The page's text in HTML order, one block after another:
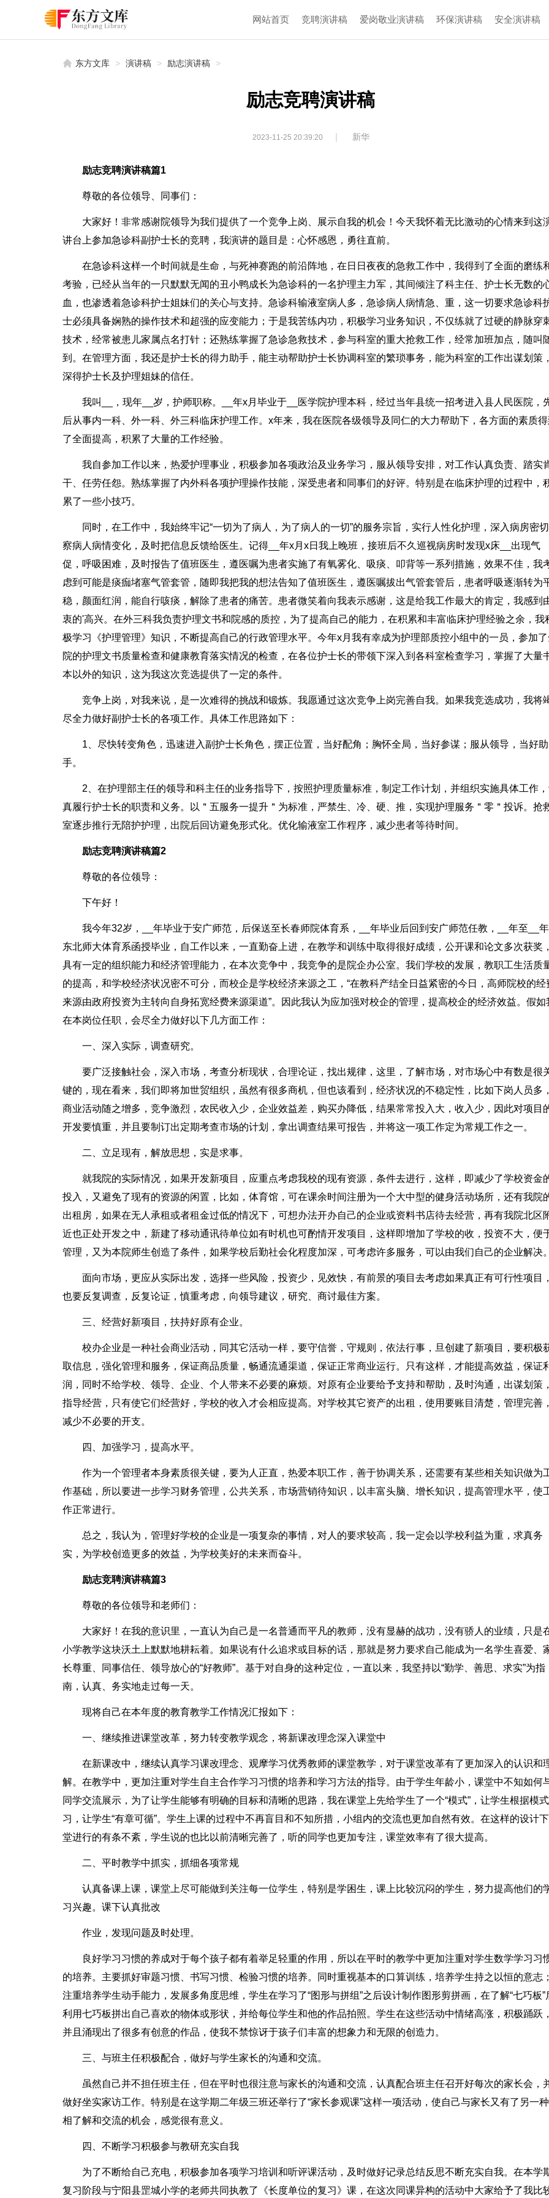
网站首页 竞聘演讲稿 爱岗敬业演讲稿 环保演讲稿 安全演讲稿
东方文库 > 演讲稿 > 励志演讲稿 >
励志竞聘演讲稿
2023-11-25 20:39:20 | 新华
励志竞聘演讲稿篇1
尊敬的各位领导、同事们：
大家好！非常感谢院领导为我们提供了一个竞争上岗、展示自我的机会！今天我怀着无比激动的心情来到这
讲台上参加急诊科副护士长的竞聘，我演讲的题目是：心怀感恩，勇往直前。
在急诊科这样一个时间就是生命，与死神赛跑的前沿阵地，在日日夜夜的急救工作中，我得到了全面的磨练
考验，已经从当年的一只默默无闻的丑小鸭成长为急诊科的一名护理主力军，其间倾注了科主任、护士长无数的
血，也渗透着急诊科护士姐妹们的关心与支持。急诊科输液室病人多，急诊病人病情急、重，这一切要求急诊科
士必须具备娴熟的操作技术和超强的应变能力；于是我苦练内功，积极学习业务知识，不仅练就了过硬的静脉穿
技术，经常被患儿家属点名打针；还熟练掌握了急诊急救技术，参与科室的重大抢救工作，经常加班加点，随叫
到。在管理方面，我还是护士长的得力助手，能主动帮助护士长协调科室的繁琐事务，能为科室的工作出谋划策，
深得护士长及护理姐妹的信任。
我叫__，现年__岁，护师职称。__年x月毕业于__医学院护理本科，经过当年县统一招考进入县人民医院，
后从事内一科、外一科、外三科临床护理工作。x年来，我在医院各级领导及同仁的大力帮助下，各方面的素质得
了全面提高，积累了大量的工作经验。
我自参加工作以来，热爱护理事业，积极参加各项政治及业务学习，服从领导安排，对工作认真负责、踏实
干、任劳任怨。熟练掌握了内外科各项护理操作技能，深受患者和同事们的好评。特别是在临床护理的过程中，
累了一些小技巧。
同时，在工作中，我始终牢记“一切为了病人，为了病人的一切”的服务宗旨，实行人性化护理，深入病房密
察病人病情变化，及时把信息反馈给医生。记得__年x月x日我上晚班，接班后不久巡视病房时发现x床__出现气
促，呼吸困难，及时报告了值班医生，遵医嘱为患者实施了有氧雾化、吸痰、叩背等一系列措施，效果不佳，我
虑到可能是痰痂堵塞气管套管，随即我把我的想法告知了值班医生，遵医嘱拔出气管套管后，患者呼吸逐渐转为
稳，颜面红润，能自行咳痰，解除了患者的痛苦。患者微笑着向我表示感谢，这是给我工作最大的肯定，我感到
衷的'高兴。在外三科我负责护理文书和院感的质控，为了提高自己的能力，在积累和丰富临床护理经验之余，我
极学习《护理管理》知识，不断提高自己的行政管理水平。今年x月我有幸成为护理部质控小组中的一员，参加了
院的护理文书质量检查和健康教育落实情况的检查，在各位护士长的带领下深入到各科室检查学习，掌握了大量
本以外的知识，这为我这次竞选提供了一定的条件。
竞争上岗，对我来说，是一次难得的挑战和锻炼。我愿通过这次竞争上岗完善自我。如果我竞选成功，我将
尽全力做好副护士长的各项工作。具体工作思路如下：
1、尽快转变角色，迅速进入副护士长角色，摆正位置，当好配角；胸怀全局，当好参谋；服从领导，当好助
手。
2、在护理部主任的领导和科主任的业务指导下，按照护理质量标准，制定工作计划，并组织实施具体工作，
真履行护士长的职责和义务。以＂五服务一提升＂为标准，严禁生、冷、硬、推，实现护理服务＂零＂投诉。抢
室逐步推行无陪护护理，出院后回访避免形式化。优化输液室工作程序，减少患者等待时间。
励志竞聘演讲稿篇2
尊敬的各位领导：
下午好！
我今年32岁，__年毕业于安广师范，后保送至长春师院体育系，__年毕业后回到安广师范任教，__年至__
东北师大体育系函授毕业，自工作以来，一直勤奋上进，在教学和训练中取得很好成绩，公开课和论文多次获奖，
具有一定的组织能力和经济管理能力，在本次竞争中，我竞争的是院企办公室。我们学校的发展，教职工生活质
的提高，和学校经济状况密不可分，而校企是学校经济来源之工，“在教科产结全日益紧密的今日，高师院校的经
来源由政府投资为主转向自身拓宽经费来源渠道”。因此我认为应加强对校企的管理，提高校企的经济效益。假如
在本岗位任职，会尽全力做好以下几方面工作：
一、深入实际，调查研究。
要广泛接触社会，深入市场，考查分析现状，合理论证，找出规律，这里，了解市场，对市场心中有数是很
键的，现在看来，我们即将加世贸组织，虽然有很多商机，但也该看到，经济状况的不稳定性，比如下岗人员多，
商业活动随之增多，竞争激烈，农民收入少，企业效益差，购买办降低，结果常常投入大，收入少，因此对项目
开发要慎重，并且要制订出定期考查市场的计划，拿出调查结果可报告，并将这一项工作定为常规工作之一。
二、立足现有，解放思想，实是求事。
就我院的实际情况，如果开发新项目，应重点考虑我校的现有资源，条件去进行，这样，即减少了学校资金
投入，又避免了现有的资源的闲置，比如，体育馆，可在课余时间注册为一个大中型的健身活动场所，还有我院
出租房，如果在无人承租或者租金过低的情况下，可想办法开办自己的企业或资料书店待去经营，再有我院北区
近也正处开发之中，新建了移动通讯待单位如有时机也可酌情开发项目，这样即增加了学校的收，投资不大，便
管理，又为本院师生创造了条件，如果学校后勤社会化程度加深，可考虑许多服务，可以由我们自己的企业解决。
面向市场，更应从实际出发，选择一些风险，投资少，见效快，有前景的项目去考虑如果真正有可行性项目，
也要反复调查，反复论证，慎重考虑，向领导建议，研究、商讨最佳方案。
三、经营好新项目，扶持好原有企业。
校办企业是一种社会商业活动，同其它活动一样，要守信誉，守规则，依法行事，旦创建了新项目，要积极
取信息，强化管理和服务，保证商品质量，畅通流通渠道，保证正常商业运行。只有这样，才能提高效益，保证
润，同时不给学校、领导、企业、个人带来不必要的麻烦。对原有企业要给予支持和帮助，及时沟通，出谋划策，
指导经营，只有使它们经营好，学校的收入才会相应提高。对学校其它资产的出租，使用要账目清楚，管理完善，
减少不必要的开支。
四、加强学习，提高水平。
作为一个管理者本身素质很关键，要为人正直，热爱本职工作，善于协调关系，还需要有某些相关知识做为
作基础，所以要进一步学习财务管理，公共关系，市场营销待知识，以丰富头脑、增长知识，提高管理水平，使
作正常进行。
总之，我认为，管理好学校的企业是一项复杂的事情，对人的要求较高，我一定会以学校利益为重，求真务
实，为学校创造更多的效益，为学校美好的未来而奋斗。
励志竞聘演讲稿篇3
尊敬的各位领导和老师们：
大家好！在我的意识里，一直认为自己是一名普通而平凡的教师，没有显赫的战功，没有骄人的业绩，只是
小学教学这块沃土上默默地耕耘着。如果说有什么追求或目标的话，那就是努力要求自己能成为一名学生喜爱、
长尊重、同事信任、领导放心的“好教师”。基于对自身的这种定位，一直以来，我坚持以“勤学、善思、求实”为指
南，认真、务实地走过每一天。
现将自己在本年度的教育教学工作情况汇报如下：
一、继续推进课堂改革，努力转变教学观念，将新课改理念深入课堂中
在新课改中，继续认真学习课改理念、观摩学习优秀教师的课堂教学，对于课堂改革有了更加深入的认识和
解。在教学中，更加注重对学生自主合作学习习惯的培养和学习方法的指导。由于学生年龄小，课堂中不知如何
同学交流展示，为了让学生能够有明确的目标和清晰的思路，我在课堂上先给学生了一个“模式”，让学生根据模
习，让学生“有章可循”。学生上课的过程中不再盲目和不知所措，小组内的交流也更加自然有效。在这样的设计
堂进行的有条不紊，学生说的也比以前清晰完善了，听的同学也更加专注，课堂效率有了很大提高。
二、平时教学中抓实，抓细各项常规
认真备课上课，课堂上尽可能做到关注每一位学生，特别是学困生，课上比较沉闷的学生，努力提高他们的
习兴趣。课下认真批改
作业，发现问题及时处理。
良好学习习惯的养成对于每个孩子都有着举足轻重的作用，所以在平时的教学中更加注重对学生数学学习习
的培养。主要抓好审题习惯、书写习惯、检验习惯的培养。同时重视基本的口算训练，培养学生持之以恒的意志；
注重培养学生动手能力，发展多角度思维，学生在学习了“图形与拼组”之后设计制作图形剪拼画，在了解“七巧板”
利用七巧板拼出自己喜欢的物体或形状，并给每位学生和他的作品拍照。学生在这些活动中情绪高涨，积极踊跃，
并且涌现出了很多有创意的作品，使我不禁惊讶于孩子们丰富的想象力和无限的创造力。
三、与班主任积极配合，做好与学生家长的沟通和交流。
虽然自己并不担任班主任，但在平时也很注意与家长的沟通和交流，认真配合班主任召开好每次的家长会，
做好坐实家访工作。特别是在这学期二年级三班还举行了“家长参观课”这样一项活动，使自己与家长又有了另一
相了解和交流的机会，感觉很有意义。
四、不断学习积极参与教研充实自我
为了不断给自己充电，积极参加各项学习培训和听评课活动，及时做好记录总结反思不断充实自我。在本学
复习阶段与宁阳县罡城小学的老师共同执教了《长度单位的复习》课，在这次同课异构的活动中大家给予了我比